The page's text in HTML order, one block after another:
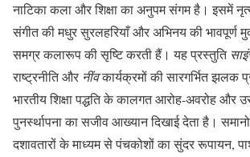
नाटिका कला और शिक्षा का अनुपम संगम है। इसमें
संगीत की मधुर सुरलहरियाँ और अभिनय की भावपूर्ण
समग्र कलारूप की सृष्टि करती हैं। यह प्रस्तुति
राष्ट्रनीति और नींवकार्यक्रमों की सारगर्भित झलक
भारतीय शिक्षा पद्धति के कालगत आरोह-अवरोह
पुनर्स्थापना का सजीव आख्यान दिखाई देता है।
दशावतारों के माध्यम से पंचकोशों का सुंदर रूपायन,